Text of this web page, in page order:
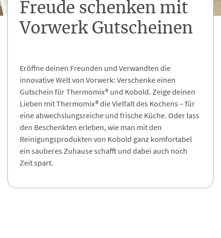
Freude schenken mit
Vorwerk Gutscheinen
Eröffne deinen Freunden und Verwandten die
innovative Welt von Vorwerk: Verschenke einen
Gutschein für Thermomix® und Kobold. Zeige deinen
Lieben mit Thermomix® die Vielfalt des Kochens – für
eine abwechslungsreiche und frische Küche. Oder lass
den Beschenkten erleben, wie man mit den
Reinigungsprodukten von Kobold ganz komfortabel
ein sauberes Zuhause schafft und dabei auch noch
Zeit spart.